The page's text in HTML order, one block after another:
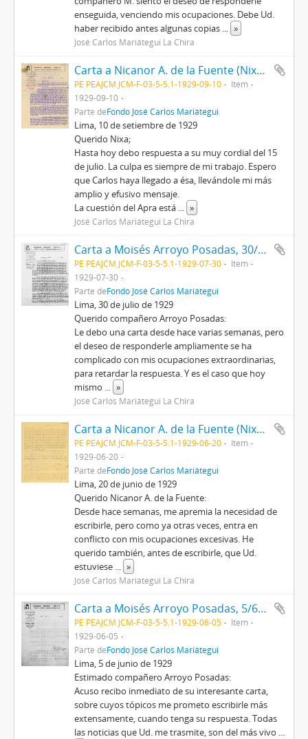
enseguida, venciendo mis ocupaciones. Debe Ud.
haber recibido antes algunas copias ... »
José Carlos Mariátegui La Chira
Carta a Nicanor A. de la Fuente (Nixa), 10/9/1929
PE PEAJCM JCM-F-03-5-5.1-1929-09-10
Item
1929-09-10
Parte deFondo José Carlos Mariátegui
Lima, 10 de setiembre de 1929
Querido Nixa;
Hasta hoy debo respuesta a su muy cordial del 15
de julio. La culpa es siempre de mi trabajo. Espero
que Carlos haya llegado a ésa, llevándole mi más
amplio y efusivo mensaje.
La cuestión del Apra está ... »
José Carlos Mariátegui La Chira
Carta a Moisés Arroyo Posadas, 30/7/1929
PE PEAJCM JCM-F-03-5-5.1-1929-07-30
Item
1929-07-30
Parte deFondo José Carlos Mariátegui
Lima, 30 de julio de 1929
Querido compañero Arroyo Posadas:
Le debo una carta desde hace varias semanas, pero
el deseo de responderle ampliamente se ha
complicado con mis ocupaciones extraordinarias,
para retardar la respuesta. Y es el caso que hoy
mismo ... »
José Carlos Mariátegui La Chira
Carta a Nicanor A. de la Fuente (Nixa), 20/6/1929
PE PEAJCM JCM-F-03-5-5.1-1929-06-20
Item
1929-06-20
Parte deFondo José Carlos Mariátegui
Lima, 20 de junio de 1929
Querido Nicanor A. de la Fuente:
Desde hace semanas, me apremia la necesidad de
escribirle, pero como ya otras veces, entra en
conflicto con mis ocupaciones excesivas. He
querido también, antes de escribirle, que Ud.
estuviese ... »
José Carlos Mariátegui La Chira
Carta a Moisés Arroyo Posadas, 5/6/1929
PE PEAJCM JCM-F-03-5-5.1-1929-06-05
Item
1929-06-05
Parte deFondo José Carlos Mariátegui
Lima, 5 de junio de 1929
Estimado compañero Arroyo Posadas:
Acuso recibo inmediato de su interesante carta,
sobre cuyos tópicos me prometo escribirle más
extensamente, cuando tenga su respuesta. Todas
las noticias que Ud. me trasmite, son del más vivo ...